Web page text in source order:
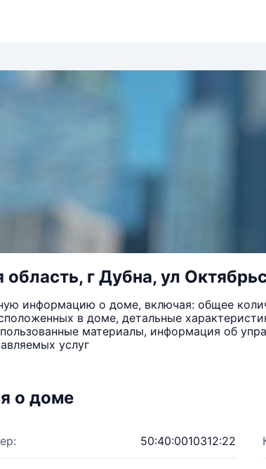
г Дубна, ул
информацию о доме, включая: общее
в доме, детальные
материалы, информация об
услуг
о доме
50:40:0010312:22